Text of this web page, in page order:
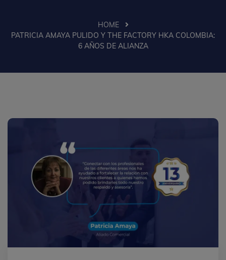
HOME
PATRICIA AMAYA PULIDO Y THE FACTORY HKA COLOMBIA:
6 AÑOS DE ALIANZA